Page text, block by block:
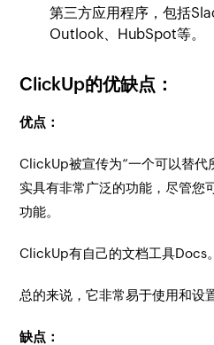
第三方应用程序，包括
Outlook、HubSpot等。
ClickUp的优缺点：
优点：
ClickUp被宣传为“一个可以替代
实具有非常广泛的功能，尽管您
功能。
ClickUp有自己的文档工具Docs。
总的来说，它非常易于使用和设
缺点：